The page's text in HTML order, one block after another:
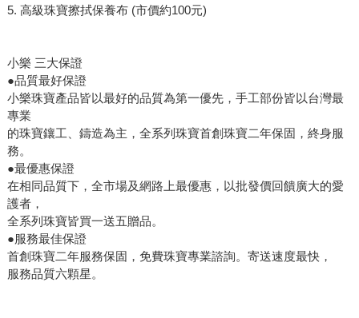
5. 高級珠寶擦拭保養布 (市價約100元)
小樂 三大保證
●品質最好保證
小樂珠寶產品皆以最好的品質為第一優先，手工部份皆以台灣最
專業
的珠寶鑲工、鑄造為主，全系列珠寶首創珠寶二年保固，終身服
務。
●最優惠保證
在相同品質下，全市場及網路上最優惠，以批發價回饋廣大的愛
護者，
全系列珠寶皆買一送五贈品。
●服務最佳保證
首創珠寶二年服務保固，免費珠寶專業諮詢。寄送速度最快，
服務品質六顆星。